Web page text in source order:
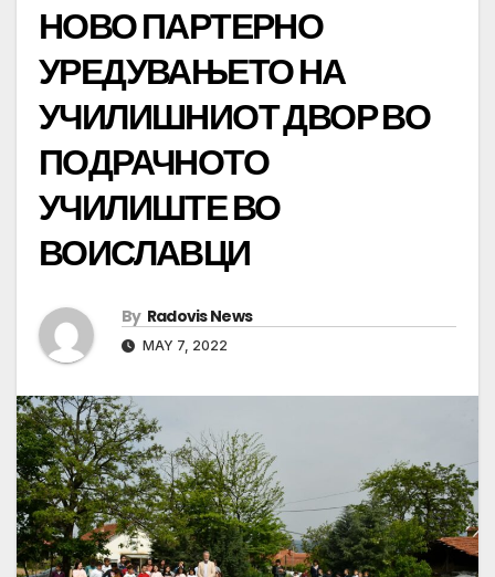
НОВО ПАРТЕРНО
УРЕДУВАЊЕТО НА
УЧИЛИШНИОТ ДВОР ВО
ПОДРАЧНОТО
УЧИЛИШТЕ ВО
ВОИСЛАВЦИ
By Radovis News
MAY 7, 2022